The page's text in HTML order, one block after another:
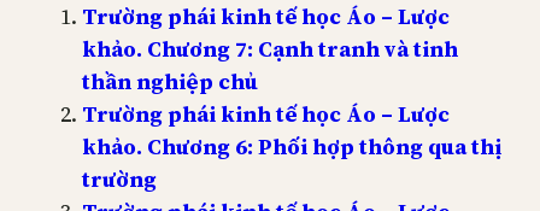
Trường phái kinh tế học Áo – Lược
khảo. Chương 7: Cạnh tranh và tinh
thần nghiệp chủ
Trường phái kinh tế học Áo – Lược
khảo. Chương 6: Phối hợp thông qua thị
trường